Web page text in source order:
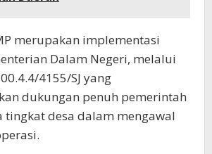
merupakan implementasi
Dalam Negeri, melalui
4155/SJ yang
dukungan penuh pemerintah
tingkat desa dalam mengawal